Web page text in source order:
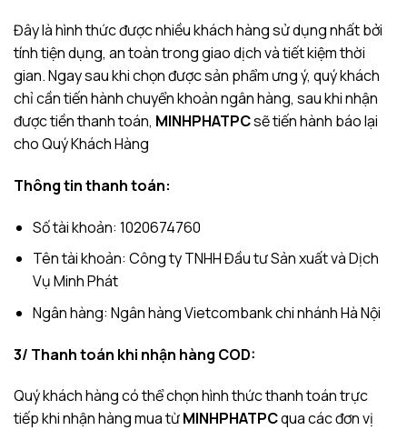
Đây là hình thức được nhiều khách hàng sử dụng nhất bởi
tính tiện dụng, an toàn trong giao dịch và tiết kiệm thời
gian. Ngay sau khi chọn được sản phẩm ưng ý, quý khách
chỉ cần tiến hành chuyển khoản ngân hàng, sau khi nhận
được tiền thanh toán, MINHPHATPCsẽ tiến hành báo lại
cho Quý Khách Hàng
Thông tin thanh toán:
Số tài khoản: 1020674760
Tên tài khoản: Công ty TNHH Đầu tư Sản xuất và Dịch
Vụ Minh Phát
Ngân hàng: Ngân hàng Vietcombank chi nhánh Hà Nội
3/ Thanh toán khi nhận hàng COD:
Quý khách hàng có thể chọn hình thức thanh toán trực
tiếp khi nhận hàng mua từMINHPHATPCqua các đơn vị